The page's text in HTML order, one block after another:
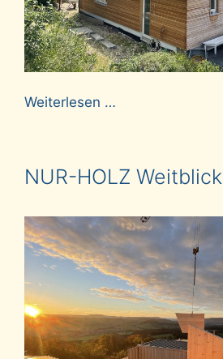
Weiterlesen …
NUR-HOLZ Weitblick